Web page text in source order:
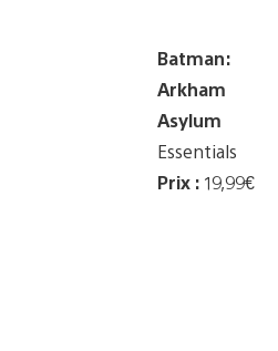
Batman:
Arkham
Asylum
Essentials
Prix : 19,99€